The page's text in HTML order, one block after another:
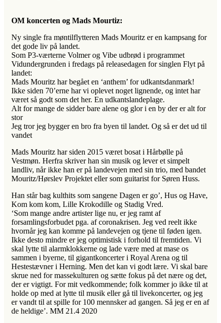
OM koncerten og Mads Mourtiz:
Ny single fra møntilflytteren Mads Mouritz er en kampsang for
det gode liv på landet.
Som P3-værterne Volmer og Vibe udbrød i programmet
Vidundergrunden i fredags på releasedagen for singlen Flyt på
landet:
Mads Mouritz har begået en ‘anthem’ for udkantsdanmark!
Ikke siden 70’erne har vi oplevet noget lignende, og intet har
været så godt som det her. En udkantslandeplage.
Alt for mange de sidder bare alene og glor i en by der er alt for
stor
Jeg tror jeg bygger en bro fra byen til landet. Og så er det ud til
vandet
Mads Mouritz har siden 2015 været bosat i Hårbølle på
Vestmøn. Herfra skriver han sin musik og lever et simpelt
landliv, når ikke han er på landevejen med sin trio, med bandet
Mouritz/Hørslev Projektet eller som guitarist for Søren Huss.
Han står bag kulthits som sangene Dagen er go’, Hus og Have,
Kom kom kom, Lille Krokodille og Stadig Vred.
‘Som mange andre artister lige nu, er jeg ramt af
forsamlingsforbudet pga. af coronakrisen. Jeg ved reelt ikke
hvornår jeg kan komme på landevejen og tjene til føden igen.
Ikke desto mindre er jeg optimistisk i forhold til fremtiden. Vi
skal lytte til alarmklokkerne og lade være med at mase os
sammen i byerne, til gigantkoncerter i Royal Arena og til
Hestestævner i Herning. Men det kan vi godt lære. Vi skal bare
skrue ned for massekulturen og sætte fokus på det nære og det,
der er vigtigt. For mit vedkommende; folk kommer jo ikke til at
holde op med at lytte til musik eller gå til livekoncerter, og jeg
er vandt til at spille for 100 mennsker ad gangen. Så jeg er en af
de heldige’. MM 21.4 2020